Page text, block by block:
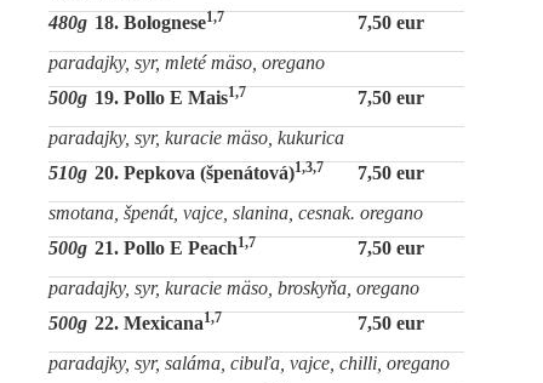
480g 18. Bolognese1,7
7,50 eur
paradajky, syr, mleté mäso, oregano
500g 19. Pollo E Mais1,7
7,50 eur
paradajky, syr, kuracie mäso, kukurica
510g 20. Pepkova (špenátová)1,3,7
7,50 eur
smotana, špenát, vajce, slanina, cesnak. oregano
500g 21. Pollo E Peach1,7
7,50 eur
paradajky, syr, kuracie mäso, broskyňa, oregano
500g 22. Mexicana1,7
7,50 eur
paradajky, syr, saláma, cibuľa, vajce, chilli, oregano